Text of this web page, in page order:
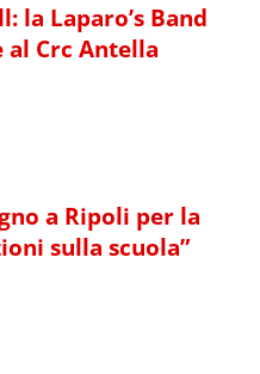
la Laparo’s Band
al Crc Antella
a Ripoli per la
sulla scuola”